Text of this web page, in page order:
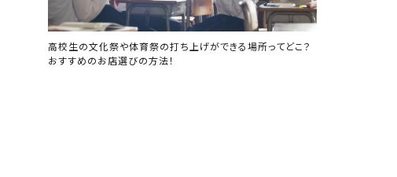
高校生の文化祭や体育祭の打ち上げができる場所ってどこ？
おすすめのお店選びの方法！